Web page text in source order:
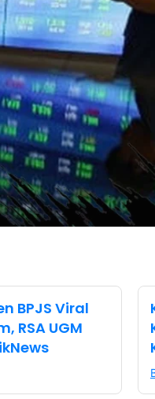
BPJS Viral
RSA UGM